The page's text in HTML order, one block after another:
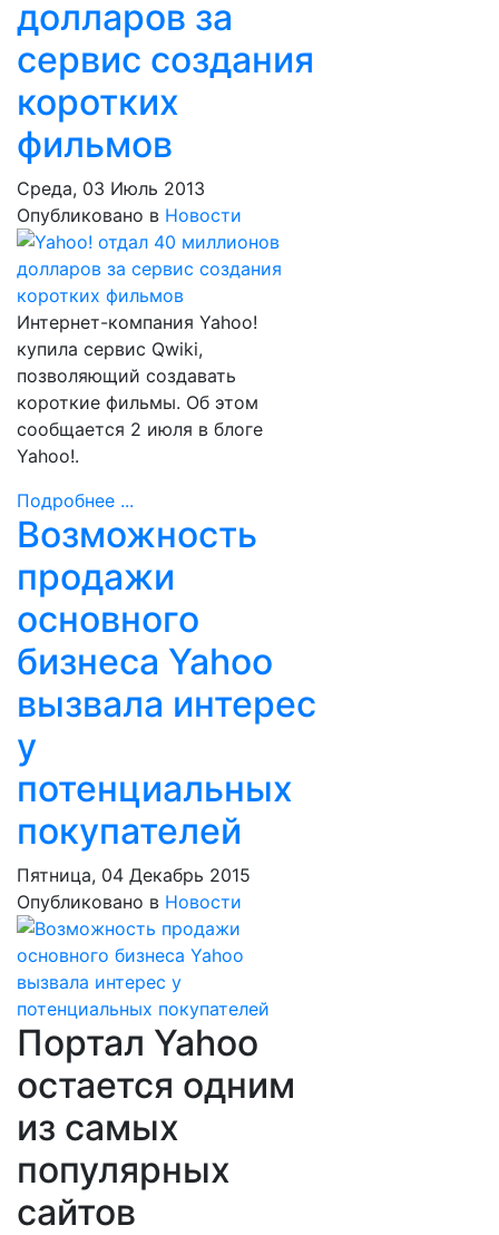
долларов за
сервис создания
коротких
фильмов
Среда, 03 Июль 2013
Опубликовано в Новости
Интернет-компания Yahoo!
купила сервис Qwiki,
позволяющий создавать
короткие фильмы. Об этом
сообщается 2 июля в блоге
Yahoo!.
Подробнее ...
Возможность
продажи
основного
бизнеса Yahoo
вызвала интерес
у
потенциальных
покупателей
Пятница, 04 Декабрь 2015
Опубликовано в Новости
Портал Yahoo
остается одним
из самых
популярных
сайтов